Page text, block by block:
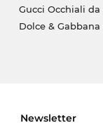
Gucci Occhiali da
Dolce &
Newsletter